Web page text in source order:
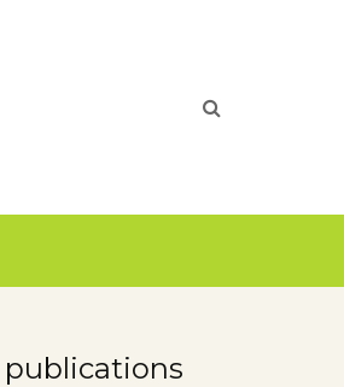
publications